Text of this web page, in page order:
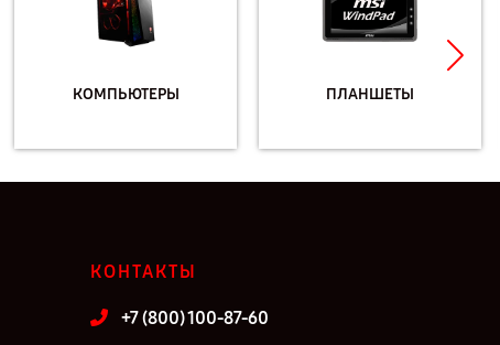
КОМПЬЮТЕРЫ ПЛАНШЕТЫ
КОНТАКТЫ
+7 (800) 100-87-60